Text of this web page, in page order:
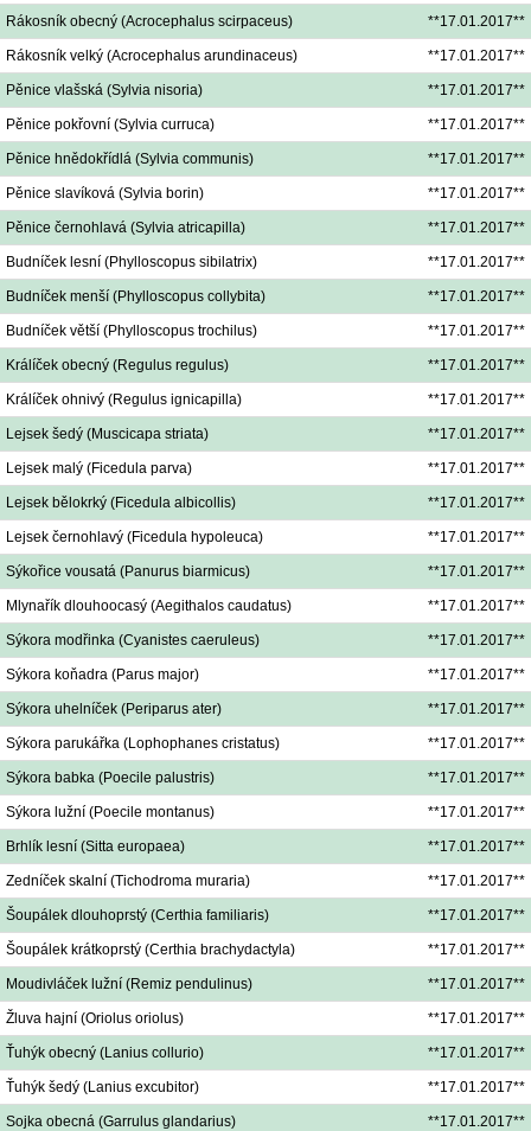
Rákosník obecný (Acrocephalus scirpaceus) **17.01.2017**
Rákosník velký (Acrocephalus arundinaceus) **17.01.2017**
Pěnice vlašská (Sylvia nisoria) **17.01.2017**
Pěnice pokřovní (Sylvia curruca) **17.01.2017**
Pěnice hnědokřídlá (Sylvia communis) **17.01.2017**
Pěnice slavíková (Sylvia borin) **17.01.2017**
Pěnice černohlavá (Sylvia atricapilla) **17.01.2017**
Budníček lesní (Phylloscopus sibilatrix) **17.01.2017**
Budníček menší (Phylloscopus collybita) **17.01.2017**
Budníček větší (Phylloscopus trochilus) **17.01.2017**
Králíček obecný (Regulus regulus) **17.01.2017**
Králíček ohnivý (Regulus ignicapilla) **17.01.2017**
Lejsek šedý (Muscicapa striata) **17.01.2017**
Lejsek malý (Ficedula parva) **17.01.2017**
Lejsek bělokrký (Ficedula albicollis) **17.01.2017**
Lejsek černohlavý (Ficedula hypoleuca) **17.01.2017**
Sýkořice vousatá (Panurus biarmicus) **17.01.2017**
Mlynařík dlouhoocasý (Aegithalos caudatus) **17.01.2017**
Sýkora modřinka (Cyanistes caeruleus) **17.01.2017**
Sýkora koňadra (Parus major) **17.01.2017**
Sýkora uhelníček (Periparus ater) **17.01.2017**
Sýkora parukářka (Lophophanes cristatus) **17.01.2017**
Sýkora babka (Poecile palustris) **17.01.2017**
Sýkora lužní (Poecile montanus) **17.01.2017**
Brhlík lesní (Sitta europaea) **17.01.2017**
Zedníček skalní (Tichodroma muraria) **17.01.2017**
Šoupálek dlouhoprstý (Certhia familiaris) **17.01.2017**
Šoupálek krátkoprstý (Certhia brachydactyla) **17.01.2017**
Moudivláček lužní (Remiz pendulinus) **17.01.2017**
Žluva hajní (Oriolus oriolus) **17.01.2017**
Ťuhýk obecný (Lanius collurio) **17.01.2017**
Ťuhýk šedý (Lanius excubitor) **17.01.2017**
Sojka obecná (Garrulus glandarius) **17.01.2017**